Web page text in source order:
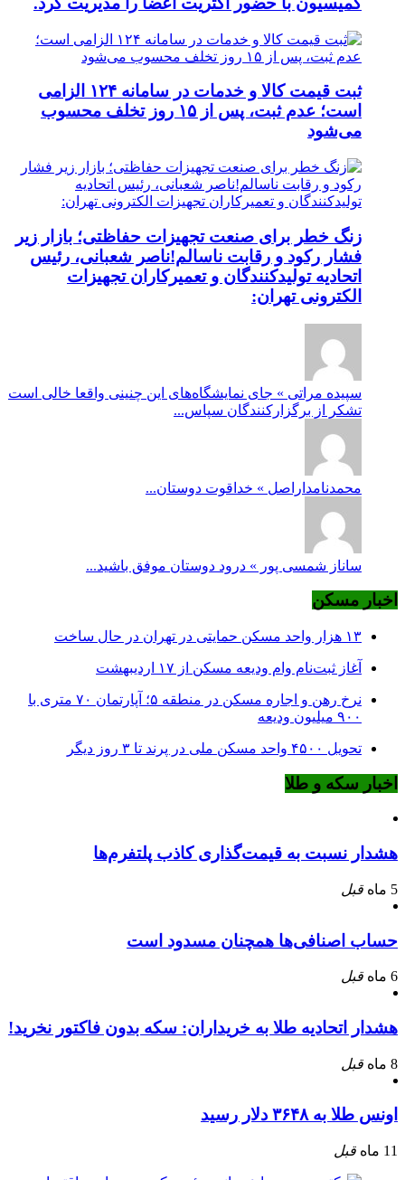
ثبت قیمت کالا و خدمات در سامانه ۱۲۴ الزامی
است؛ عدم ثبت، پس از ۱۵ روز تخلف محسوب
می‌شود
زنگ خطر برای صنعت تجهیزات حفاظتی؛ بازار زیر
فشار رکود و رقابت ناسالم!ناصر شعبانی، رئیس
اتحادیه تولیدکنندگان و تعمیرکاران تجهیزات
الکترونی تهران:
سپیده مراتی » جای نمایشگاه‌های این چنینی واقعا خالی است
تشکر از برگزارکنندگان سپاس...
محمدنامداراصل » خداقوت دوستان...
ساناز شمسی پور » درود دوستان موفق باشید...
اخبار مسکن
۱۳ هزار واحد مسکن حمایتی در تهران در حال ساخت
آغاز ثبت‌نام وام ودیعه مسکن از ۱۷ اردیبهشت
نرخ‌ رهن و اجاره مسکن در منطقه ۵؛ آپارتمان ۷۰ متری با
۹۰۰ میلیون ودیعه
تحویل ۴۵۰۰ واحد مسکن ملی در پرند تا ۳ روز دیگر
اخبار سکه و طلا
هشدار نسبت به قیمت‌گذاری کاذب پلتفرم‌ها
5 ماه قبل
حساب اصنافی‌ها همچنان مسدود است
6 ماه قبل
هشدار اتحادیه طلا به خریداران: سکه بدون فاکتور نخرید!
8 ماه قبل
اونس طلا به ۳۶۴۸ دلار رسید
11 ماه قبل